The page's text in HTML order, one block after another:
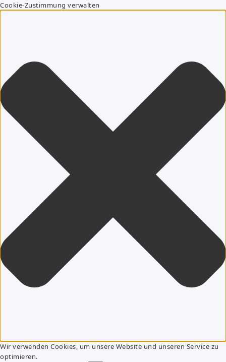
Cookie-Zustimmung verwalten
Wir verwenden Cookies, um unsere Website und unseren Service zu
optimieren.